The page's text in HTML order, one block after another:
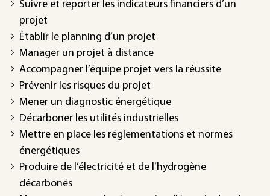
Suivre et reporter les indicateurs financiers d’un
projet
Établir le planning d’un projet
Manager un projet à distance
Accompagner l’équipe projet vers la réussite
Prévenir les risques du projet
Mener un diagnostic énergétique
Décarboner les utilités industrielles
Mettre en place les réglementations et normes
énergétiques
Produire de l’électricité et de l’hydrogène
décarbonés